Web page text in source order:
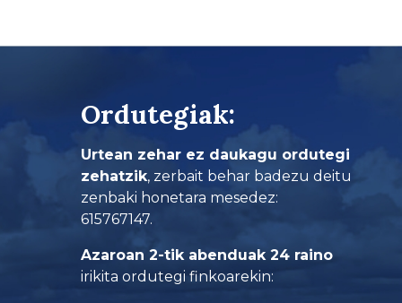
Ordutegiak:
Urtean zehar ez daukagu ordutegi
zehatzik, zerbait behar badezu deitu
zenbaki honetara mesedez:
615767147.
Azaroan 2-tik abenduak 24 raino
irikita ordutegi finkoarekin: